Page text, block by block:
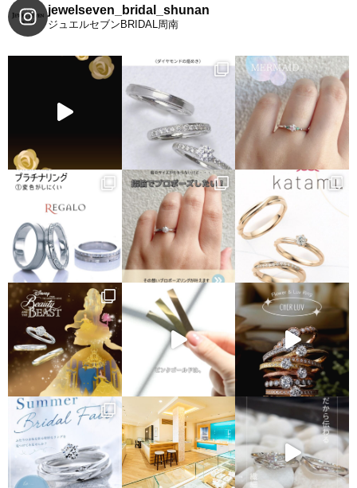
jewelseven_bridal_shunan
ジュエルセブンBRIDAL周南